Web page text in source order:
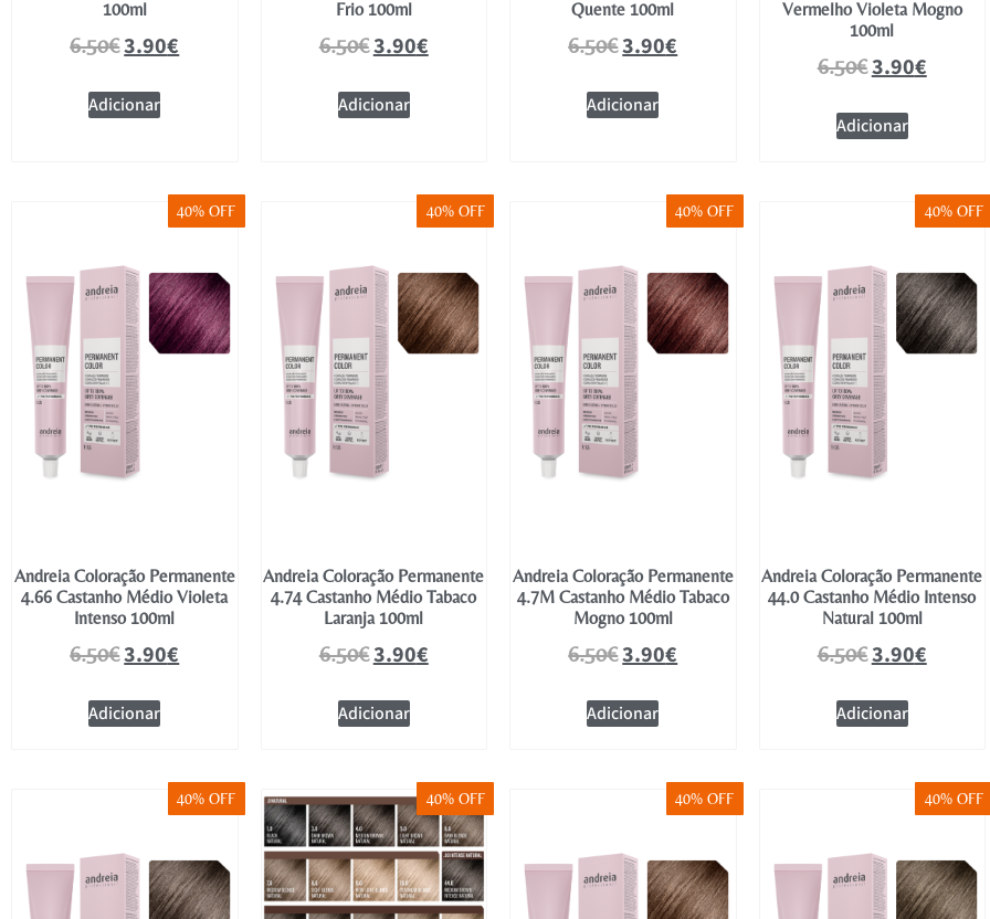
100ml
6.50€3.90€
Adicionar
Frio 100ml
6.50€3.90€
Adicionar
Quente 100ml
6.50€3.90€
Adicionar
Vermelho Violeta Mogno
100ml
6.50€3.90€
Adicionar
40% OFF
Andreia Coloração Permanente
4.66 Castanho Médio Violeta
Intenso 100ml
6.50€3.90€
Adicionar
40% OFF
Andreia Coloração Permanente
4.74 Castanho Médio Tabaco
Laranja 100ml
6.50€3.90€
Adicionar
40% OFF
Andreia Coloração Permanente
4.7M Castanho Médio Tabaco
Mogno 100ml
6.50€3.90€
Adicionar
40% OFF
Andreia Coloração Permanente
44.0 Castanho Médio Intenso
Natural 100ml
6.50€3.90€
Adicionar
40% OFF 40% OFF 40% OFF 40% OFF